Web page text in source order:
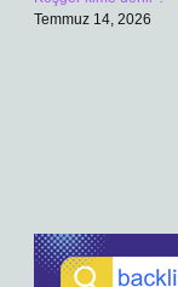
Temmuz 14, 2026